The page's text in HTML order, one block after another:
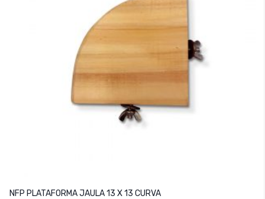
NFP PLATAFORMA JAULA 13 X 13 CURVA